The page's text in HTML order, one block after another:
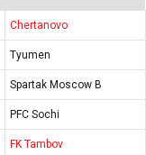
Chertanovo
Tyumen
Spartak Moscow B
PFC Sochi
FK Tambov